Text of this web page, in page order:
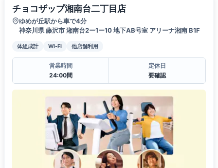
チョコザップ湘南台二丁目店
ゆめが丘駅から車で4分
神奈川県 藤沢市 湘南台2ー1ー10 地下AB号室 アリーナ湘南 B1F
体組成計 Wi-Fi 他店舗利用
営業時間
24:00間
定休日
要確認